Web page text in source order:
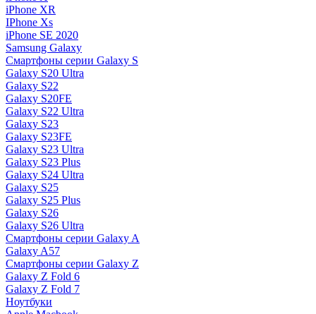
iPhone XR
IPhone Xs
iPhone SE 2020
Samsung Galaxy
Смартфоны серии Galaxy S
Galaxy S20 Ultra
Galaxy S22
Galaxy S20FE
Galaxy S22 Ultra
Galaxy S23
Galaxy S23FE
Galaxy S23 Ultra
Galaxy S23 Plus
Galaxy S24 Ultra
Galaxy S25
Galaxy S25 Plus
Galaxy S26
Galaxy S26 Ultra
Смартфоны серии Galaxy A
Galaxy A57
Смартфоны серии Galaxy Z
Galaxy Z Fold 6
Galaxy Z Fold 7
Ноутбуки